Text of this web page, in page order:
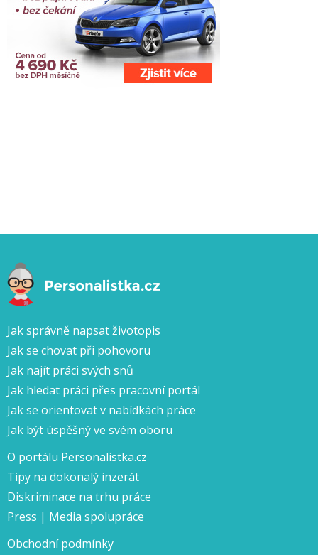
Jak správně napsat životopis
Jak se chovat při pohovoru
Jak najít práci svých snů
Jak hledat práci přes pracovní portál
Jak se orientovat v nabídkách práce
Jak být úspěšný ve svém oboru
O portálu Personalistka.cz
Tipy na dokonalý inzerát
Diskriminace na trhu práce
Press | Media spolupráce
Obchodní podmínky